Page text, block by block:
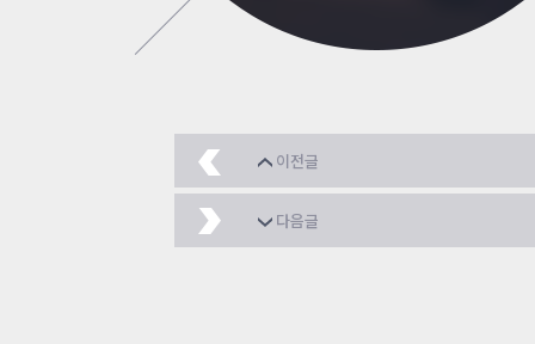
이전글
강화상태 어때요?
다음글